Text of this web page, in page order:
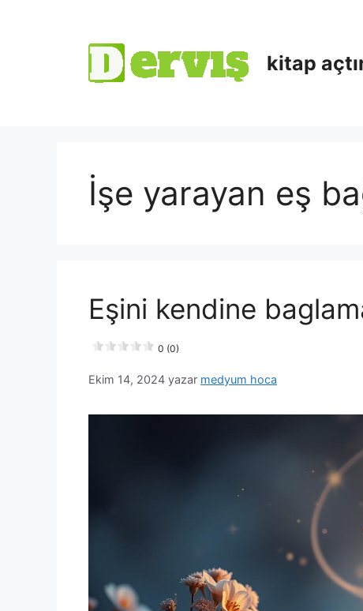
kitap
İşe yarayan eş
Eşini kendine
0 (0)
Ekim 14, 2024 yazar medyum hoca